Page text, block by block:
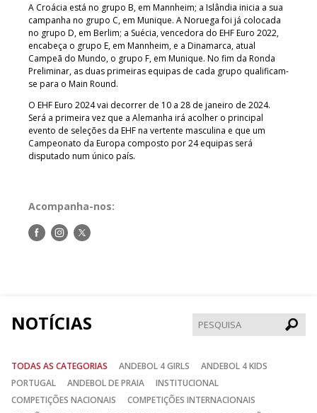
A Croácia está no grupo B, em Mannheim; a Islândia inicia a sua
campanha no grupo C, em Munique. A Noruega foi já colocada
no grupo D, em Berlim; a Suécia, vencedora do EHF Euro 2022,
encabeça o grupo E, em Mannheim, e a Dinamarca, atual
Campeã do Mundo, o grupo F, em Munique. No fim da Ronda
Preliminar, as duas primeiras equipas de cada grupo qualificam-
se para o Main Round.
O EHF Euro 2024 vai decorrer de 10 a 28 de janeiro de 2024.
Será a primeira vez que a Alemanha irá acolher o principal
evento de seleções da EHF na vertente masculina e que um
Campeonato da Europa composto por 24 equipas será
disputado num único país.
Acompanha-nos:
Siga-Siga-Siga-
NOTÍCIAS
TODAS AS CATEGORIAS ANDEBOL 4 GIRLS
ANDEBOL 4 KIDS
PORTUGAL
ANDEBOL DE PRAIA
INSTITUCIONAL
COMPETIÇÕES NACIONAIS
COMPETIÇÕES INTERNACIONAIS